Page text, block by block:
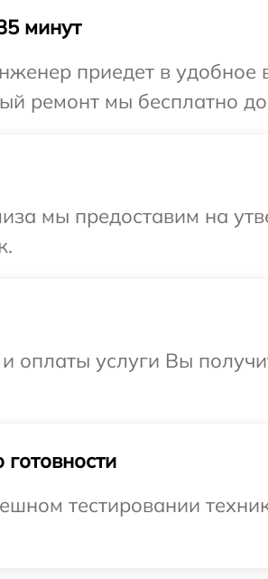
минут
приедет в удобное
ремонт мы бесплатно
мы предоставим на
оплаты услуги Вы
тестировании